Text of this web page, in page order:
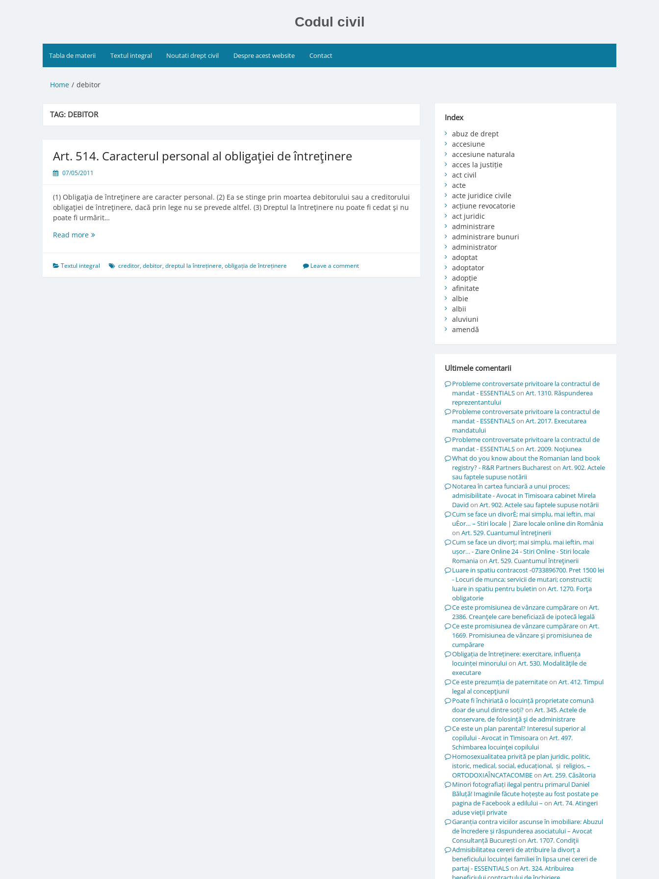
Codul civil
Tabla de materii Textul integral Noutati drept civil Despre acest website Contact
Home debitor
TAG: DEBITOR
Art. 514. Caracterul personal al obligaţiei de întreţinere
07/05/2011
(1) Obligaţia de întreţinere are caracter personal. (2) Ea se stinge prin moartea debitorului sau a creditorului
obligaţiei de întreţinere, dacă prin lege nu se prevede altfel. (3) Dreptul la întreţinere nu poate fi cedat şi nu
poate fi urmărit…
Read moreArt.
personal
al
Textul integral creditor,debitor,dreptul la întreținere,obligația de întreținere Leave a comment
Index
abuz de drept
accesiune
accesiune naturala
acces la justiție
act civil
acte
acte juridice civile
acțiune revocatorie
act juridic
administrare
administrare bunuri
administrator
adoptat
adoptator
adopție
afinitate
albie
albii
aluviuni
amendă
Ultimele comentarii
Probleme controversate privitoare la contractul de
mandat - ESSENTIALSon Art. 1310. Răspunderea
reprezentantului
Probleme controversate privitoare la contractul de
mandat - ESSENTIALSon Art. 2017. Executarea
mandatului
Probleme controversate privitoare la contractul de
mandat - ESSENTIALSon Art. 2009. Noţiunea
What do you know about the Romanian land book
registry? - R&R Partners Buchareston Art. 902. Actele
sau faptele supuse notării
Notarea în cartea funciară a unui proces;
admisibilitate - Avocat in Timisoara cabinet Mirela
David on Art. 902. Actele sau faptele supuse notării
Cum se face un divorÈ; mai simplu, mai ieftin, mai
uÈor… – Stiri locale | Ziare locale online din România
on Art. 529. Cuantumul întreţinerii
Cum se face un divorț; mai simplu, mai ieftin, mai
ușor… - Ziare Online 24 - Stiri Online - Stiri locale
Romaniaon Art. 529. Cuantumul întreţinerii
Luare in spatiu contracost -0733896700. Pret 1500 lei
- Locuri de munca; servicii de mutari; constructii;
luare in spatiu pentru buletin on Art. 1270. Forţa
obligatorie
Ce este promisiunea de vânzare cumpărareon Art.
2386. Creanţele care beneficiază de ipotecă legală
Ce este promisiunea de vânzare cumpărareon Art.
1669. Promisiunea de vânzare şi promisiunea de
cumpărare
Obligația de întreținere: exercitare, influența
locuinței minoruluion Art. 530. Modalităţile de
executare
Ce este prezumția de paternitateon Art. 412. Timpul
legal al concepţiunii
Poate fi închiriată o locuință proprietate comună
doar de unul dintre soți?on Art. 345. Actele de
conservare, de folosinţă şi de administrare
Ce este un plan parental? Interesul superior al
copilului - Avocat in Timisoaraon Art. 497.
Schimbarea locuinţei copilului
Homosexualitatea privită pe plan juridic, politic,
istoric, medical, social, educațional, și religios, –
ORTODOXIAÎNCATACOMBEon Art. 259. Căsătoria
Minori fotografiați ilegal pentru primarul Daniel
Băluță! Imaginile făcute hoțește au fost postate pe
pagina de Facebook a edilului – on Art. 74. Atingeri
aduse vieţii private
Garanția contra viciilor ascunse în imobiliare: Abuzul
de încredere și răspunderea asociatului – Avocat
Consultanță Bucureștion Art. 1707. Condiţii
Admisibilitatea cererii de atribuire la divorț a
beneficiului locuinței familiei în lipsa unei cereri de
partaj - ESSENTIALSon Art. 324. Atribuirea